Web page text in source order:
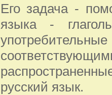
Его задача -
языка -
русский язык.